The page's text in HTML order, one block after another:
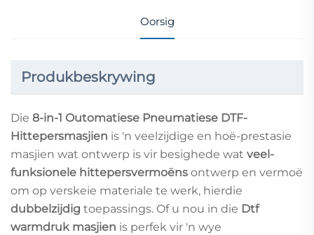
Oorsig
Produkbeskrywing
Die 8-in-1 Outomatiese Pneumatiese DTF-
Hittepersmasjien is 'n veelzijdige en hoë-prestasie
masjien wat ontwerp is vir besighede wat veel-
funksionele hittepersvermoëns ontwerp en vermoë
om op verskeie materiale te werk, hierdie
dubbelzijdig toepassings. Of u nou in die Dtf
warmdruk masjien is perfek vir 'n wye